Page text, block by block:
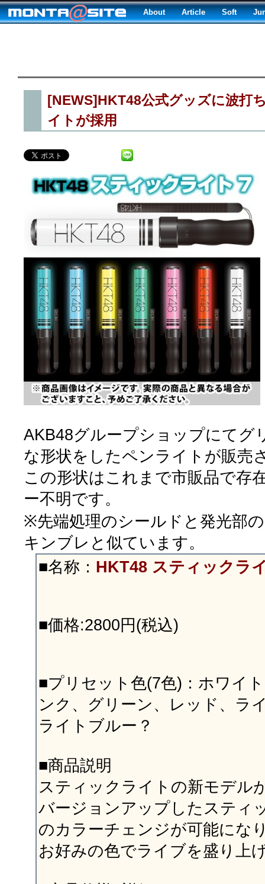
About Article Soft
[NEWS]HKT48公式グッズに波打
イトが採用
AKB48グループショップにてグ
な形状をしたペンライトが販売
この形状はこれまで市販品で存
ー不明です。
※先端処理のシールドと発光部
キンブレと似ています。
■名称： HKT48 スティックラ
■価格:2800円(税込)
■プリセット色(7色)：ホワイ
ンク、グリーン、レッド、ラ
ライトブルー？
■商品説明
スティックライトの新モデル
バージョンアップしたスティ
のカラーチェンジが可能にな
お好みの色でライブを盛り上